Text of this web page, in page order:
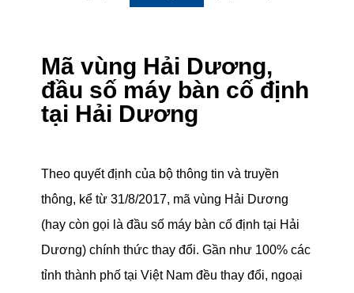
Mã vùng Hải Dương,
đầu số máy bàn cố định
tại Hải Dương
Theo quyết định của bộ thông tin và truyền
thông, kể từ 31/8/2017, mã vùng Hải Dương
(hay còn gọi là đầu số máy bàn cố định tại Hải
Dương) chính thức thay đổi. Gần như 100% các
tỉnh thành phố tại Việt Nam đều thay đổi, ngoại